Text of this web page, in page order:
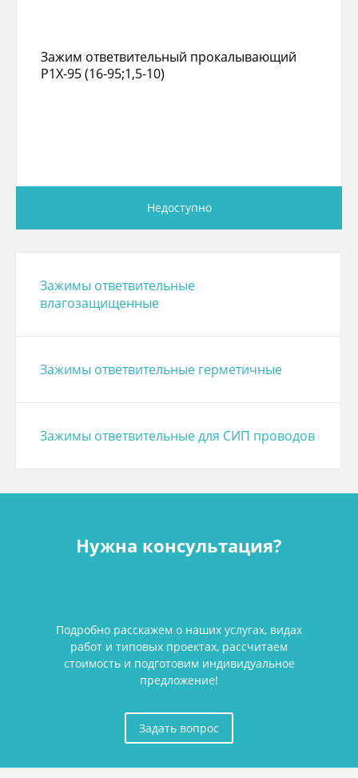
Зажим ответвительный прокалывающий
P1X-95 (16-95;1,5-10)
Недоступно
Зажимы ответвительные
влагозащищенные
Зажимы ответвительные герметичные
Зажимы ответвительные для СИП проводов
Нужна консультация?
Подробно расскажем о наших услугах, видах
работ и типовых проектах, рассчитаем
стоимость и подготовим индивидуальное
предложение!
Задать вопрос